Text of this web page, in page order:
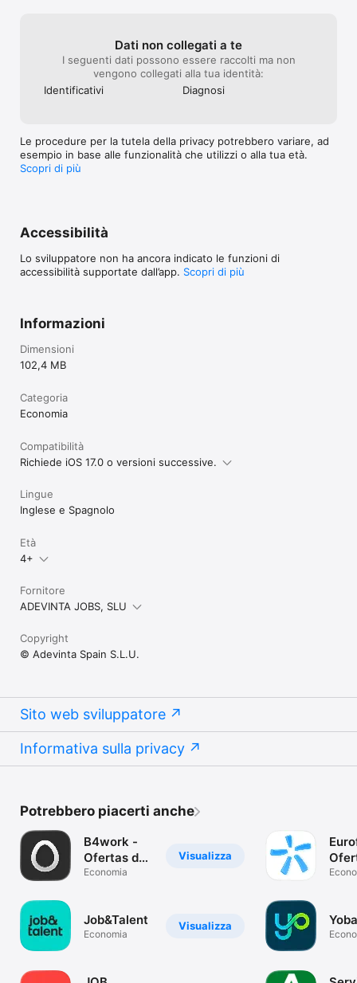
Dati non collegati a te
I seguenti dati possono essere raccolti ma non
vengono collegati alla tua identità:
Identificativi
Diagnosi
Le procedure per la tutela della privacy potrebbero variare, ad
esempio in base alle funzionalità che utilizzi o alla tua età.
Scopri di più
Accessibilità
Lo sviluppatore non ha ancora indicato le funzioni di
accessibilità supportate dall’app. Scopri di più
Informazioni
Dimensioni
102,4 MB
Categoria
Economia
Compatibilità
Richiede iOS 17.0 o versioni successive.
Lingue
Inglese e Spagnolo
Età
4+
Fornitore
ADEVINTA JOBS, SLU
Copyright
© Adevinta Spain S.L.U.
Sito web sviluppatore
Informativa sulla privacy
Potrebbero piacerti anche
Visualizza
B4work -
Ofertas de
empleo
Economia
Visualizza
Job&Talent
Economia